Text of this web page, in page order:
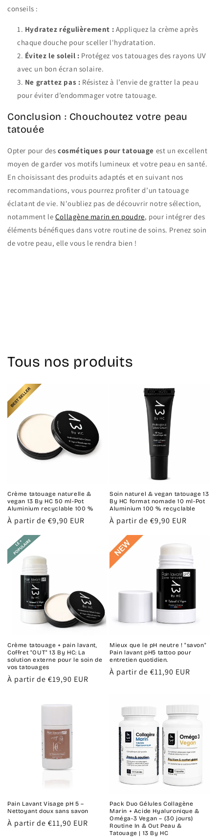
conseils :
Hydratez régulièrement : Appliquez la crème après
chaque douche pour sceller l'hydratation.
Évitez le soleil : Protégez vos tatouages des rayons UV
avec un bon écran solaire.
Ne grattez pas : Résistez à l’envie de gratter la peau
pour éviter d’endommager votre tatouage.
Conclusion : Chouchoutez votre peau
tatouée
Opter pour des cosmétiques pour tatouage est un excellent
moyen de garder vos motifs lumineux et votre peau en santé.
En choisissant des produits adaptés et en suivant nos
recommandations, vous pourrez profiter d’un tatouage
éclatant de vie. N'oubliez pas de découvrir notre sélection,
notamment le Collagène marin en poudre, pour intégrer des
éléments bénéfiques dans votre routine de soins. Prenez soin
de votre peau, elle vous le rendra bien !
Tous nos produits
Crème tatouage naturelle &
vegan 13 By HC 50 ml-Pot
Aluminium recyclable 100 %
Prix
À partir de €9,90 EUR
Soin naturel & vegan tatouage 13
By HC format nomade 10 ml-Pot
Aluminium 100 % recyclable
Prix
À partir de €9,90 EUR
Crème tatouage + pain lavant,
Coffret "OUT" 13 By HC: La
solution externe pour le soin de
vos tatouages
Prix
À partir de €19,90 EUR
Mieux que le pH neutre ! "savon"
Pain lavant pH5 tattoo pour
entretien quotidien.
Prix
À partir de €11,90 EUR
Pain Lavant Visage pH 5 –
Nettoyant doux sans savon
Prix
À partir de €11,90 EUR
Pack Duo Gélules Collagène
Marin + Acide Hyaluronique &
Oméga-3 Vegan – (30 jours)
Routine In & Out Peau &
Tatouage | 13 By HC